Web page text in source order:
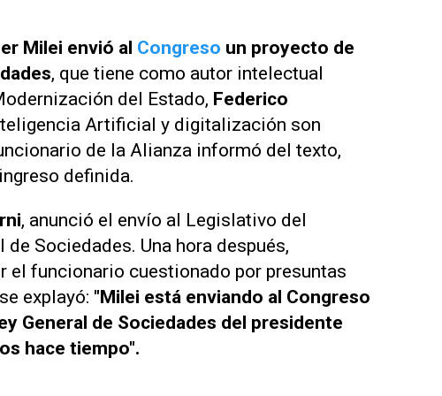
Milei envió al Congreso un proyecto de
, que tiene como autor intelectual
del Estado, Federico
Artificial y digitalización son
de la Alianza informó del texto,
definida.
, anunció el envío al Legislativo del
Sociedades. Una hora después,
el funcionario cuestionado por presuntas
explayó: "Milei está enviando al Congreso
General de Sociedades del presidente
hace tiempo".